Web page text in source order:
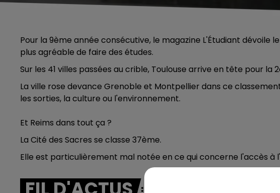
7h00 - 12h00
Pour la 9ème année consécutive, le magazine L'Étudiant dévoile
plus agréable de faire des études.
Sur les 41 villes passées au crible, Toulouse arrive en tête pour la
La ville rose devance Grenoble et Montpellier dans ce
les sorties, la culture ou l'environnement.
Et Reims dans tout ça ?
La Cité des Sacres se classe 37ème.
Elle est particulièrement mal notée en ce qui concerne l'accès à